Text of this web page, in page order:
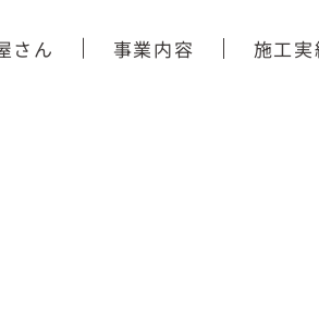
さん 事業内容 施工実